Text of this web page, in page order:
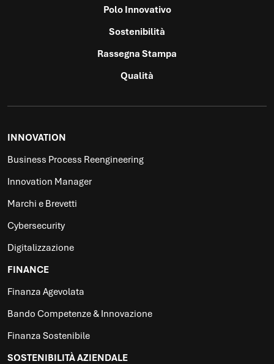
Polo Innovativo
Sostenibilità
Rassegna Stampa
Qualità
INNOVATION
Business Process Reengineering
Innovation Manager
Marchi e Brevetti
Cybersecurity
Digitalizzazione
FINANCE
Finanza Agevolata
Bando Competenze & Innovazione
Finanza Sostenibile
SOSTENIBILITÀ AZIENDALE